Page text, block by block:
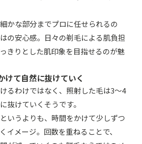
かな部分までプロに任せられるの
の安心感。日々の剃毛による肌負担
きりとした肌印象を目指せるのが魅
けて自然に抜けていく
るわけではなく、照射した毛は3〜4
抜けていくそうです。
いうよりも、時間をかけて少しずつ
イメージ。回数を重ねることで、